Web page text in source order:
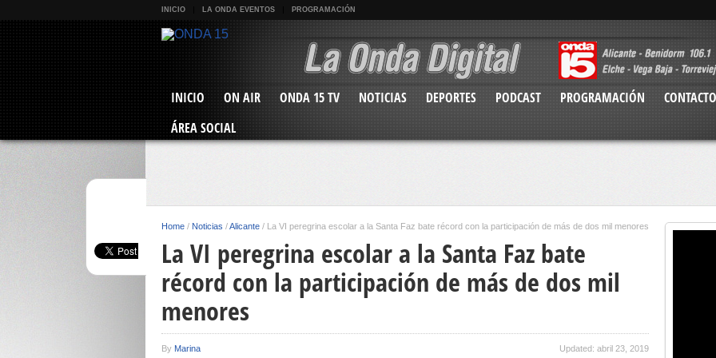
INICIO LA ONDA EVENTOS PROGRAMACIÓN
INICIO ON AIR ONDA 15 TV NOTICIAS DEPORTES PODCAST PROGRAMACIÓN
CONTACTO
ÁREA SOCIAL
Home / Noticias /Alicante / La VI peregrina escolar a la Santa Faz bate récord con la participación de más de dos mil menores
La VI peregrina escolar a la Santa Faz bate
récord con la participación de más de dos mil
menores
By Marina Updated: abril 23, 2019